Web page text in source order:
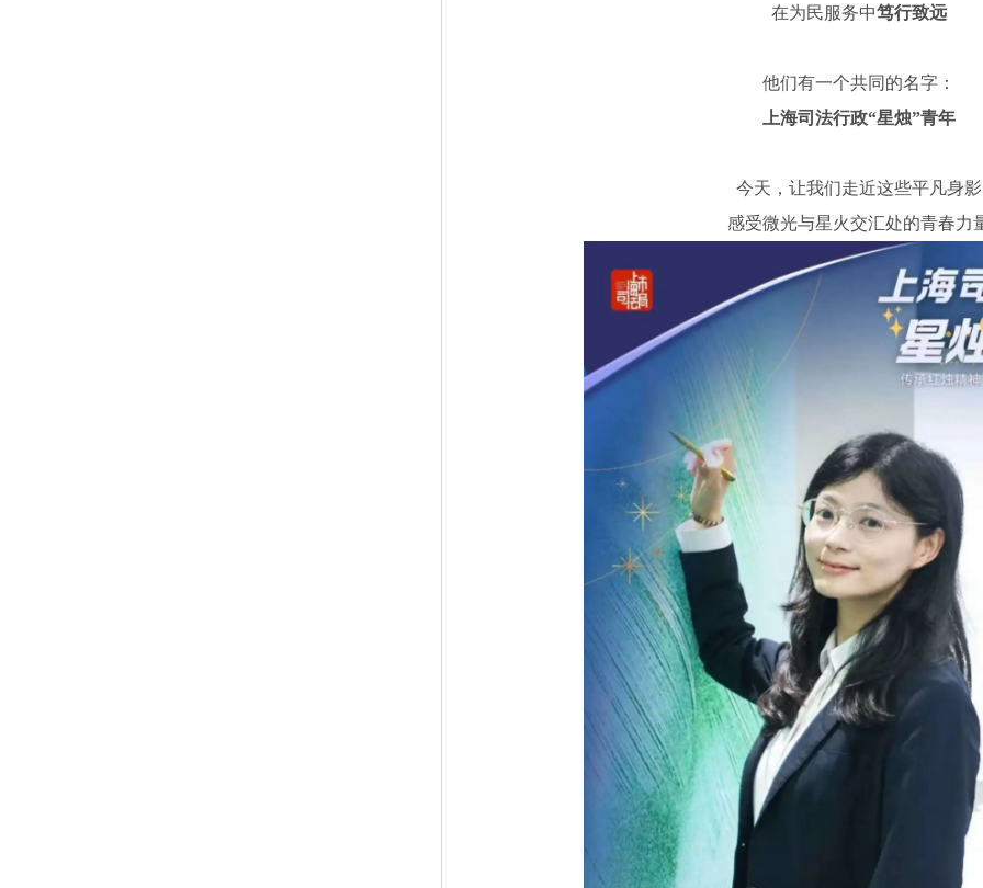
在为民服务中笃行致远
他们有一个共同的名字：
上海司法行政“星烛”青年
今天，让我们走近这些平凡身影
感受微光与星火交汇处的青春力